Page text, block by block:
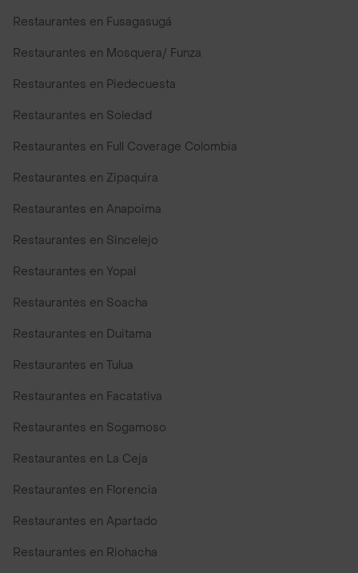
Restaurantes en Fusagasugá
Restaurantes en Mosquera/ Funza
Restaurantes en Piedecuesta
Restaurantes en Soledad
Restaurantes en Full Coverage Colombia
Restaurantes en Zipaquira
Restaurantes en Anapoima
Restaurantes en Sincelejo
Restaurantes en Yopal
Restaurantes en Soacha
Restaurantes en Duitama
Restaurantes en Tulua
Restaurantes en Facatativa
Restaurantes en Sogamoso
Restaurantes en La Ceja
Restaurantes en Florencia
Restaurantes en Apartado
Restaurantes en Riohacha